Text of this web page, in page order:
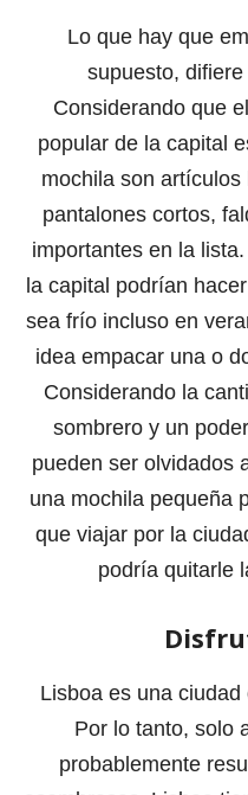
Lo que hay que
supuesto,
Considerando que
popular de la capital
mochila son
pantalones cortos,
importantes en la
la capital podrían
sea frío incluso en
idea empacar una o
Considerando la
sombrero y un
pueden ser olvidados
una mochila pequeña
que viajar por la
podría quitarle
Lisboa es una
Por lo tanto, solo
probablemente